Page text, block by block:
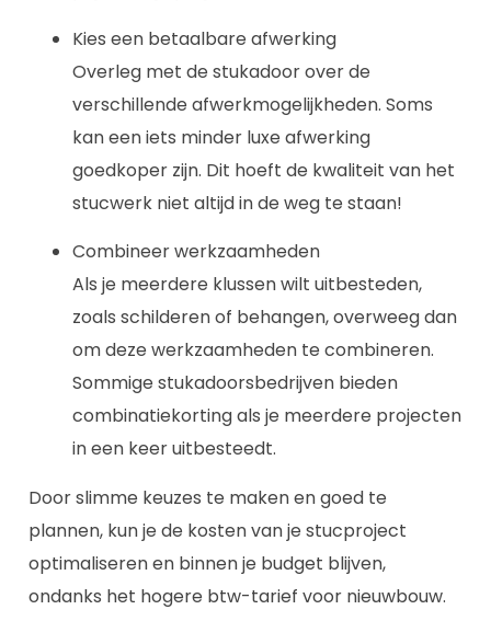
Kies een betaalbare afwerking
Overleg met de stukadoor over de
verschillende afwerkmogelijkheden. Soms
kan een iets minder luxe afwerking
goedkoper zijn. Dit hoeft de kwaliteit van het
stucwerk niet altijd in de weg te staan!
Combineer werkzaamheden
Als je meerdere klussen wilt uitbesteden,
zoals schilderen of behangen, overweeg dan
om deze werkzaamheden te combineren.
Sommige stukadoorsbedrijven bieden
combinatiekorting als je meerdere projecten
in een keer uitbesteedt.
Door slimme keuzes te maken en goed te
plannen, kun je de kosten van je stucproject
optimaliseren en binnen je budget blijven,
ondanks het hogere btw-tarief voor nieuwbouw.